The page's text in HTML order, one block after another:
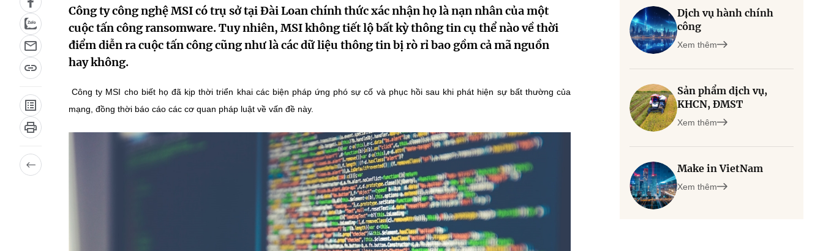
Công ty công nghệ MSI có trụ sở tại Đài Loan chính thức xác nhận họ là nạn nhân của một
cuộc tấn công ransomware. Tuy nhiên, MSI không tiết lộ bất kỳ thông tin cụ thể nào về thời
điểm diễn ra cuộc tấn công cũng như là các dữ liệu thông tin bị rò rỉ bao gồm cả mã nguồn
hay không.
Công ty MSI cho biết họ đã kịp thời triển khai các biện pháp ứng phó sự cố và phục hồi sau khi phát hiện sự bất thường của
mạng, đồng thời báo cáo các cơ quan pháp luật về vấn đề này.
Dịch vụ hành chính
công
Xem thêm
Sản phẩm dịch vụ,
KHCN, ĐMST
Xem thêm
Make in VietNam
Xem thêm